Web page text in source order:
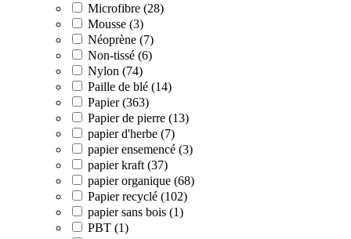
Microfibre (28)
Mousse (3)
Néoprène (7)
Non-tissé (6)
Nylon (74)
Paille de blé (14)
Papier (363)
Papier de pierre (13)
papier d'herbe (7)
papier ensemencé (3)
papier kraft (37)
papier organique (68)
Papier recyclé (102)
papier sans bois (1)
PBT (1)